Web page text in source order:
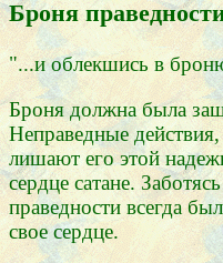
Броня
"...и облекшись в
Броня должна была
Неправедные
лишают его этой
сердце сатане.
праведности всегда
свое сердце.